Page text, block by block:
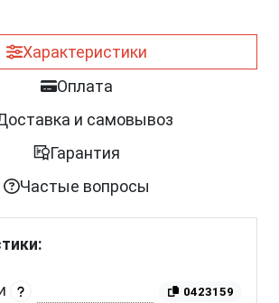
Характеристики
Оплата
и самовывоз
Гарантия
Частые вопросы
0423159